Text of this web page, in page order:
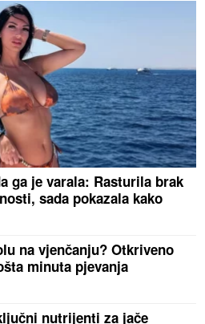
ga je varala: Rasturila brak
sada pokazala kako
na vjenčanju? Otkriveno
minuta pjevanja
nutrijenti za jače